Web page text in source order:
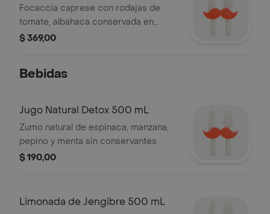
Focaccia caprese con rodajas de
tomate, albahaca conservada en
aceite y queso mozzarella derretido.
$ 369,00
Bebidas
Jugo Natural Detox 500 mL
Zumo natural de espinaca, manzana,
pepino y menta sin conservantes.
$ 190,00
Limonada de Jengibre 500 mL